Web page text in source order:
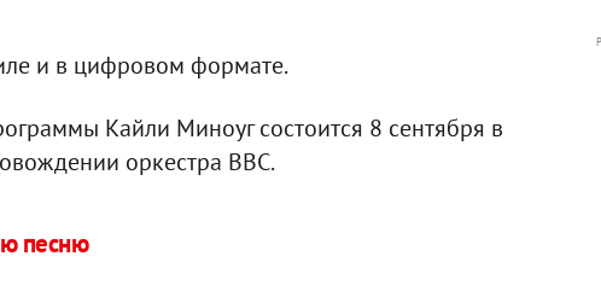
и в цифровом формате.
Кайли Миноуг состоится 8 сентября в
оркестра BBC.
песню